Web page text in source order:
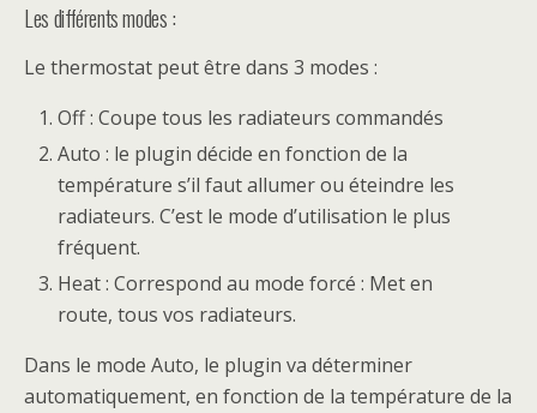
Les différents modes :
Le thermostat peut être dans 3 modes :
Off : Coupe tous les radiateurs commandés
Auto : le plugin décide en fonction de la
température s’il faut allumer ou éteindre les
radiateurs. C’est le mode d’utilisation le plus
fréquent.
Heat : Correspond au mode forcé : Met en
route, tous vos radiateurs.
Dans le mode Auto, le plugin va déterminer
automatiquement, en fonction de la température de la